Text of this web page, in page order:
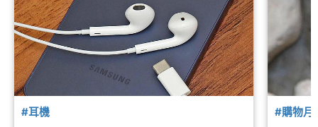
#耳機 #購物月